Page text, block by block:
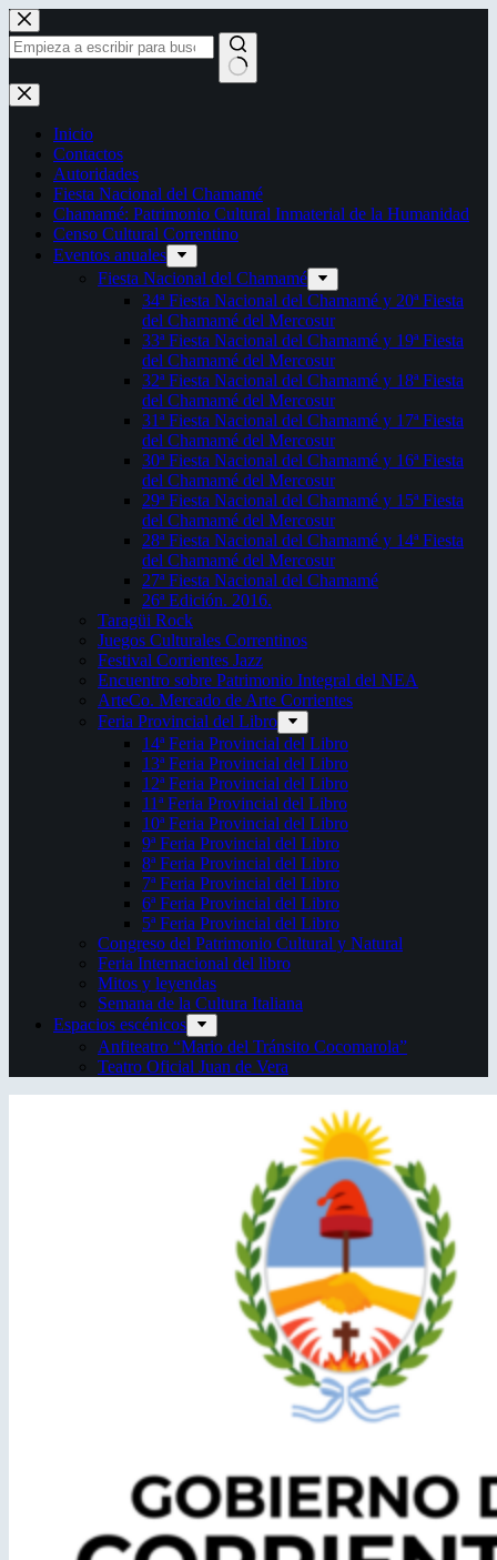
Saltar
al
contenido
Sin
resultados
Inicio
Contactos
Autoridades
Fiesta Nacional del Chamamé
Chamamé: Patrimonio Cultural Inmaterial de la Humanidad
Censo Cultural Correntino
Eventos anuales
Fiesta Nacional del Chamamé
34ª Fiesta Nacional del Chamamé y 20ª Fiesta
del Chamamé del Mercosur
33ª Fiesta Nacional del Chamamé y 19ª Fiesta
del Chamamé del Mercosur
32ª Fiesta Nacional del Chamamé y 18ª Fiesta
del Chamamé del Mercosur
31ª Fiesta Nacional del Chamamé y 17ª Fiesta
del Chamamé del Mercosur
30ª Fiesta Nacional del Chamamé y 16ª Fiesta
del Chamamé del Mercosur
29ª Fiesta Nacional del Chamamé y 15ª Fiesta
del Chamamé del Mercosur
28ª Fiesta Nacional del Chamamé y 14ª Fiesta
del Chamamé del Mercosur
27ª Fiesta Nacional del Chamamé
26ª Edición. 2016.
Taragüi Rock
Juegos Culturales Correntinos
Festival Corrientes Jazz
Encuentro sobre Patrimonio Integral del NEA
ArteCo. Mercado de Arte Corrientes
Feria Provincial del Libro
14ª Feria Provincial del Libro
13ª Feria Provincial del Libro
12ª Feria Provincial del Libro
11ª Feria Provincial del Libro
10ª Feria Provincial del Libro
9ª Feria Provincial del Libro
8ª Feria Provincial del Libro
7ª Feria Provincial del Libro
6ª Feria Provincial del Libro
5ª Feria Provincial del Libro
Congreso del Patrimonio Cultural y Natural
Feria Internacional del libro
Mitos y leyendas
Semana de la Cultura Italiana
Espacios escénicos
Anfiteatro “Mario del Tránsito Cocomarola”
Teatro Oficial Juan de Vera